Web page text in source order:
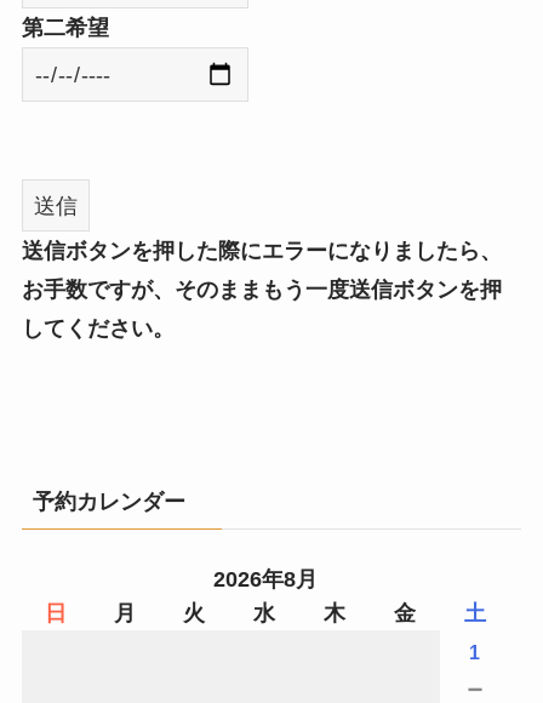
第二希望
送信ボタンを押した際にエラーになりましたら、
お手数ですが、そのままもう一度送信ボタンを押
してください。
予約カレンダー
2026年8月
日
月 火 水 木 金 土
1
－